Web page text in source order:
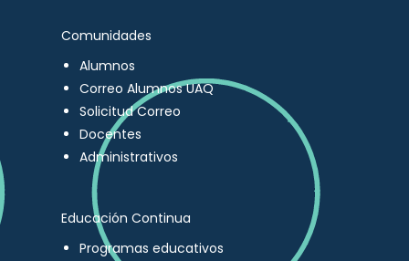
Comunidades
Alumnos
Correo Alumnos UAQ
Solicitud Correo
Docentes
Administrativos
Educación Continua
Programas educativos